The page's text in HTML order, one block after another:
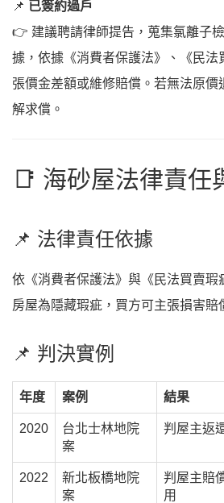
📌 已簽約過戶
👉 建議聘請律師提告，蒐集氯離子
據，依據《消費者保護法》、《民法
張價金差額或維修賠償。若無法原價
解求償。
📑 海砂屋法律責任
📌 法律責任依據
依《消費者保護法》與《民法買賣瑕
房屋為隱藏瑕疵，買方可主張損害賠
📌 判決實例
年度 案例 結果
2020
台北士林地院
案
判屋主返
2022
新北板橋地院
案
判屋主賠
用